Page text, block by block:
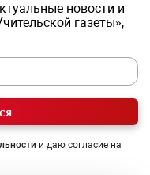
новости и
газеты»,
и даю согласие на